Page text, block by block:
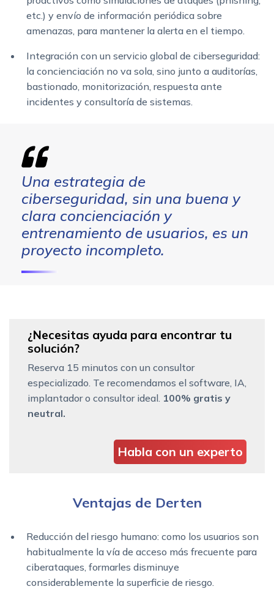
etc.) y envío de información periódica sobre
amenazas, para mantener la alerta en el tiempo.
Integración con un servicio global de ciberseguridad:
la concienciación no va sola, sino junto a auditorías,
bastionado, monitorización, respuesta ante
incidentes y consultoría de sistemas.
Una estrategia de
ciberseguridad, sin una buena y
clara concienciación y
entrenamiento de usuarios, es un
proyecto incompleto.
¿Necesitas ayuda para encontrar tu
solución?
Reserva 15 minutos con un consultor
especializado. Te recomendamos el software, IA,
implantador o consultor ideal. 100% gratis y
neutral.
Habla con un experto
Ventajas de Derten
Reducción del riesgo humano: como los usuarios son
habitualmente la vía de acceso más frecuente para
ciberataques, formarles disminuye
considerablemente la superficie de riesgo.